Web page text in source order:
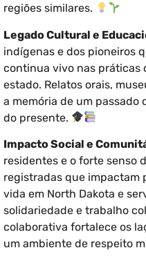
regiões similares.
Legado Cultural e
indígenas e dos pioneiros
continua vivo nas práticas
estado. Relatos orais,
a memória de um passado
do presente.
Impacto Social e
residentes e o forte senso
registradas que impactam
vida em North Dakota e
solidariedade e trabalho
colaborativa fortalece os
um ambiente de respeito